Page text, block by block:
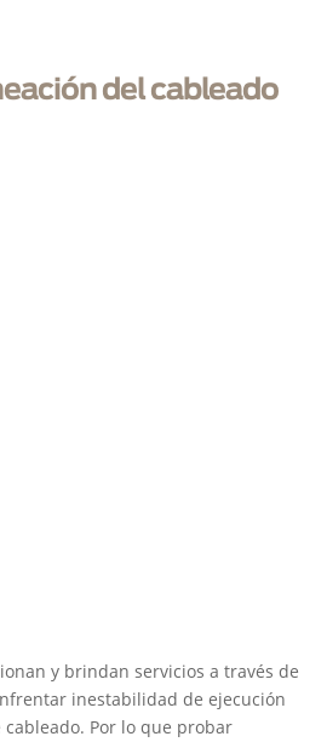
del cableado
y brindan servicios a través de
inestabilidad de ejecución
Por lo que probar